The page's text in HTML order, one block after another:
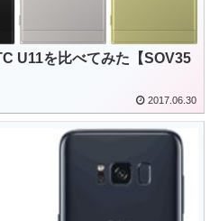
U11を比べてみた【SOV35
2017.06.30